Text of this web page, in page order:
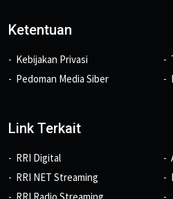
Ketentuan
Kebijakan Privasi
Pedoman Media Siber
Link Terkait
RRI Digital
RRI NET Streaming